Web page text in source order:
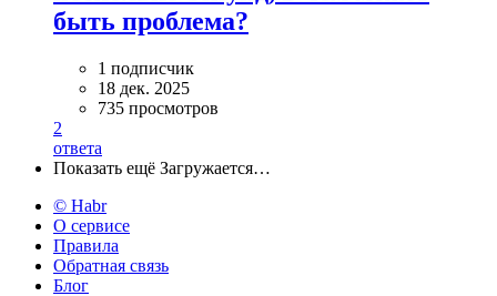
быть проблема?
1 подписчик
18 дек. 2025
735 просмотров
2
ответа
Показать ещё Загружается…
© Habr
О сервисе
Правила
Обратная связь
Блог